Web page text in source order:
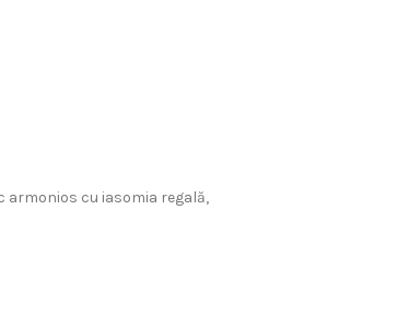
armonios cu iasomia regală,